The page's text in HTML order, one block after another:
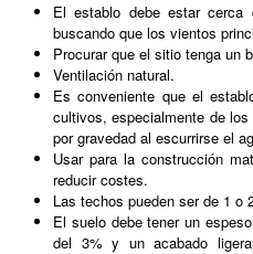
El establo debe estar
buscando que los vientos
Procurar que el sitio tenga un
Ventilación natural.
Es conveniente que el
cultivos, especialmente de
por gravedad al escurrirse el
Usar para la construcción
reducir costes.
Las techos pueden ser de 1 o
El suelo debe tener un
del 3% y un acabado